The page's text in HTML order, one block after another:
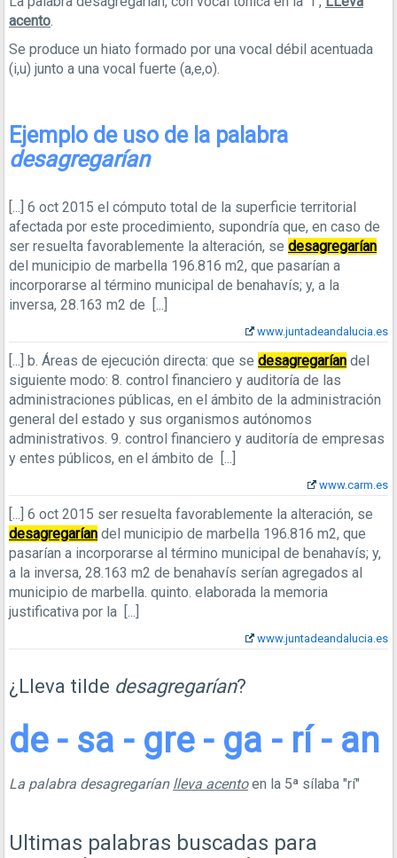
acento.
Se produce un hiato formado por una vocal débil acentuada
(i,u) junto a una vocal fuerte (a,e,o).
Ejemplo de uso de la palabra
desagregarían
[...] 6 oct 2015 el cómputo total de la superficie territorial
afectada por este procedimiento, supondría que, en caso de
ser resuelta favorablemente la alteración, se desagregarían
del municipio de marbella 196.816 m2, que pasarían a
incorporarse al término municipal de benahavís; y, a la
inversa, 28.163 m2 de [...]
www.juntadeandalucia.es
[...] b. Áreas de ejecución directa: que se desagregarían del
siguiente modo: 8. control financiero y auditoría de las
administraciones públicas, en el ámbito de la administración
general del estado y sus organismos autónomos
administrativos. 9. control financiero y auditoría de empresas
y entes públicos, en el ámbito de [...]
www.carm.es
[...] 6 oct 2015 ser resuelta favorablemente la alteración, se
desagregarían del municipio de marbella 196.816 m2, que
pasarían a incorporarse al término municipal de benahavís; y,
a la inversa, 28.163 m2 de benahavís serían agregados al
municipio de marbella. quinto. elaborada la memoria
justificativa por la [...]
www.juntadeandalucia.es
¿Lleva tilde desagregarían?
de - sa - gre - ga - rí - an
La palabra desagregarían lleva acentoen la 5ª sílaba "rí"
Ultimas palabras buscadas para